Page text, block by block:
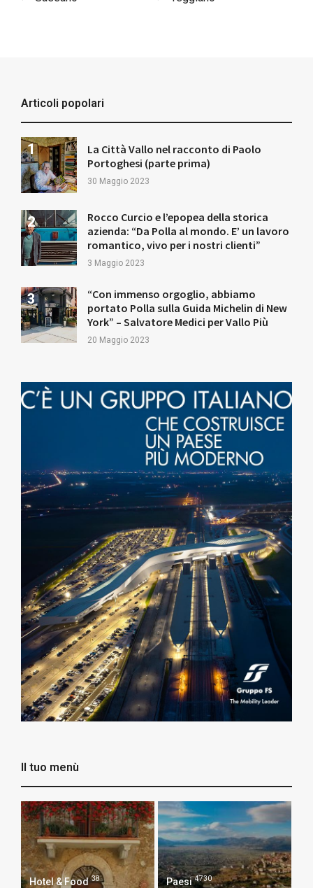
Articoli popolari
La Città Vallo nel racconto di Paolo
Portoghesi (parte prima)
30 Maggio 2023
Rocco Curcio e l’epopea della storica
azienda: “Da Polla al mondo. E’ un lavoro
romantico, vivo per i nostri clienti”
3 Maggio 2023
“Con immenso orgoglio, abbiamo
portato Polla sulla Guida Michelin di New
York” – Salvatore Medici per Vallo Più
20 Maggio 2023
Il tuo menù
Hotel & Food 38 Paesi 4730